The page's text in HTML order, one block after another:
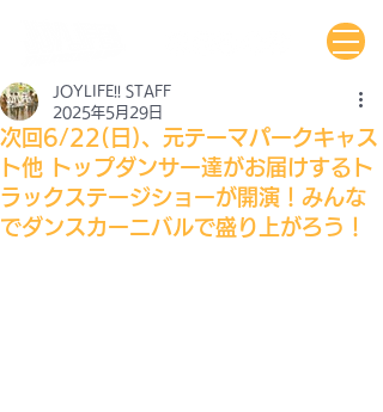
次回6/22(日)、元テーマパークキャス
ト他 トップダンサー達がお届けするト
ラックステージショーが開演！みんな
でダンスカーニバルで盛り上がろう！
JOYLIFE!! STAFF
2025年5月29日